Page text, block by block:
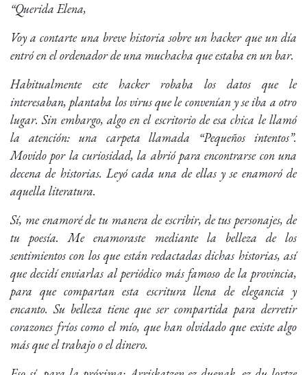
“Querida Elena,
Voy a contarte una breve historia sobre un hacker que un día
entró en el ordenador de una muchacha que estaba en un bar.
Habitualmente este hacker robaba los datos que le
interesaban, plantaba los virus que le convenían y se iba a otro
lugar. Sin embargo, algo en el escritorio de esa chica le llamó
la atención: una carpeta llamada “Pequeños intentos”.
Movido por la curiosidad, la abrió para encontrarse con una
decena de historias. Leyó cada una de ellas y se enamoró de
aquella literatura.
Sí, me enamoré de tu manera de escribir, de tus personajes, de
tu poesía. Me enamoraste mediante la belleza de los
sentimientos con los que están redactadas dichas historias, así
que decidí enviarlas al periódico más famoso de la provincia,
para que compartan esta escritura llena de elegancia y
encanto. Su belleza tiene que ser compartida para derretir
corazones fríos como el mío, que han olvidado que existe algo
más que el trabajo o el dinero.